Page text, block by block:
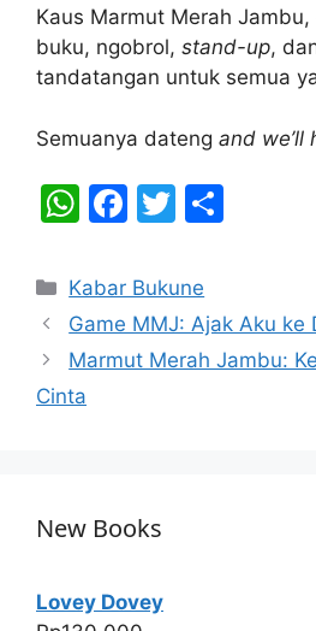
Kaus Marmut Merah
buku, ngobrol, stand-up,
tandatangan untuk semua
Semuanya dateng and we’ll
W
at
s
A
p
F
c
e
b
T
itt
er e
Categories
Kabar Bukune
Game MMJ: Ajak Aku ke
Marmut Merah Jambu:
Cinta
New Books
Lovey Dovey